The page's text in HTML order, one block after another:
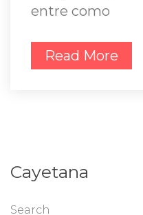
entre como
Read More
Cayetana